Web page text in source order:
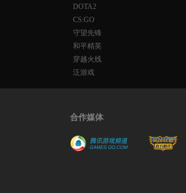
DOTA2
CS:GO
守望先锋
和平精英
穿越火线
泛游戏
合作媒体